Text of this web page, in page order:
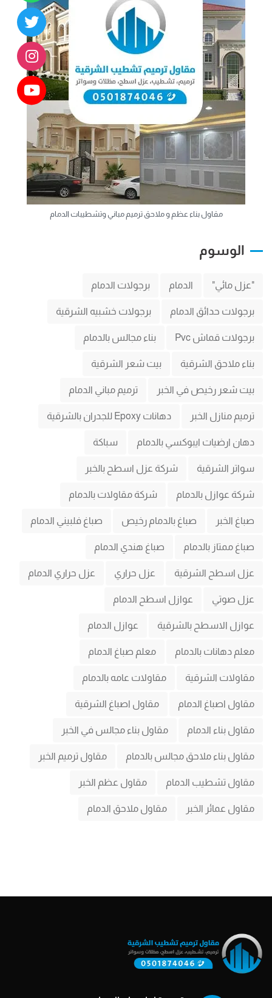
مقاول بناء عظم و ملاحق ترميم مباني وتشطيبات الدمام
الوسوم
"عزل مائي" الدمام برجولات الدمام
برجولات حدائق الدمام برجولات خشبيه الشرقية
برجولات قماش Pvc بناء مجالس بالدمام
بناء ملاحق الشرقية بيت شعر الشرقية
بيت شعر رخيص في الخبر ترميم مباني الدمام
ترميم منازل الخبر دهانات Epoxy للجدران بالشرقية
دهان ارضيات ايبوكسي بالدمام سباكة
سواتر الشرقية شركة عزل اسطح بالخبر
شركة عوازل بالدمام شركة مقاولات بالدمام
صباغ الخبر صباغ بالدمام رخيص صباغ فلبيني الدمام
صباغ ممتاز بالدمام صباغ هندي الدمام
عزل اسطح الشرقية عزل حراري عزل حراري الدمام
عزل صوتي عوازل اسطح الدمام
عوازل الاسطح بالشرقية عوازل الدمام
معلم دهانات بالدمام معلم صباغ الدمام
مقاولات الشرقية مقاولات عامه بالدمام
مقاول اصباغ الدمام مقاول اصباغ الشرقية
مقاول بناء الدمام مقاول بناء مجالس في الخبر
مقاول بناء ملاحق مجالس بالدمام مقاول ترميم الخبر
مقاول تشطيب الدمام مقاول عظم الخبر
مقاول عمائر الخبر مقاول ملاحق الدمام